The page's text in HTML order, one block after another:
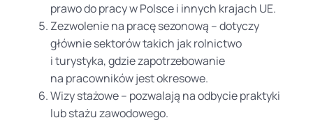
prawo do pracy w Polsce i innych krajach UE.
Zezwolenie na pracę sezonową – dotyczy
głównie sektorów takich jak rolnictwo
i turystyka, gdzie zapotrzebowanie
na pracowników jest okresowe.
Wizy stażowe – pozwalają na odbycie praktyki
lub stażu zawodowego.